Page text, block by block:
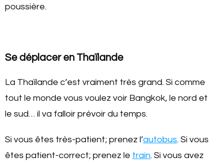
poussière.
Se déplacer en Thaïlande
La Thaïlande c’est vraiment très grand. Si comme
tout le monde vous voulez voir Bangkok, le nord et
le sud… il va falloir prévoir du temps.
Si vous êtes très-patient; prenez l’autobus. Si vous
êtes patient-correct; prenez le train. Si vous avez